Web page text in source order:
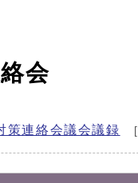
会
策連絡会議会議録